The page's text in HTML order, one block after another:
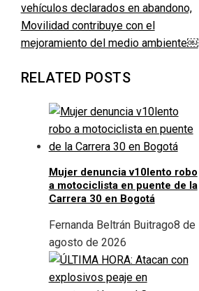
vehículos declarados en abandono,
Movilidad contribuye con el
mejoramiento del medio ambiente￼
RELATED POSTS
Mujer denuncia v10lento robo
a motociclista en puente de la
Carrera 30 en Bogotá
Fernanda Beltrán Buitrago8 de
agosto de 2026